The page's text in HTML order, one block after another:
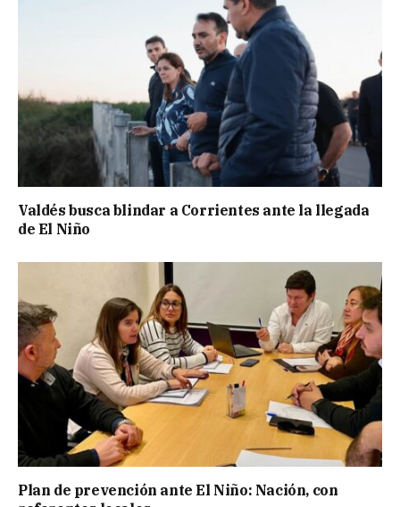
Valdés busca blindar a Corrientes ante la llegada
de El Niño
Plan de prevención ante El Niño: Nación, con